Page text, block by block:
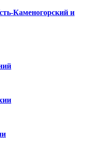
Каменогорский и